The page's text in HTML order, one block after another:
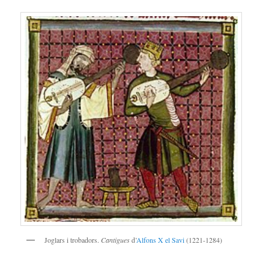
Joglars i trobadors. Cantiguesd’Alfons X el Savi(1221-1284)